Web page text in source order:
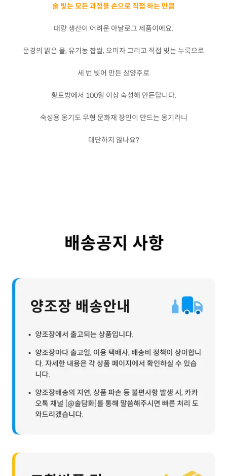
술 빚는 모든 과정을 손으로 직접 하는 만큼
대량 생산이 어려운 아날로그 제품이에요.
문경의 맑은 물, 유기농 찹쌀, 오미자 그리고 직접 빚는 누룩으로
세 번 빚어 만든 삼양주로
황토방에서 100일 이상 숙성해 만든답니다.
숙성용 옹기도 무형 문화재 장인이 만드는 옹기라니
대단하지 않나요?